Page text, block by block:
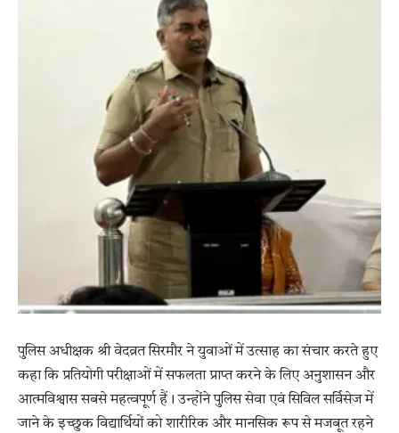
पुलिस अधीक्षक श्री वेदव्रत सिरमौर ने युवाओं में उत्साह का संचार करते हुए
कहा कि प्रतियोगी परीक्षाओं में सफलता प्राप्त करने के लिए अनुशासन और
आत्मविश्वास सबसे महत्वपूर्ण हैं। उन्होंने पुलिस सेवा एवं सिविल सर्विसेज में
जाने के इच्छुक विद्यार्थियों को शारीरिक और मानसिक रूप से मजबूत रहने